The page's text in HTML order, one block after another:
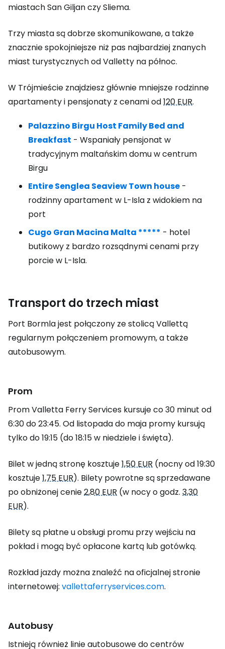
miastach San Giljan czy Sliema.
Trzy miasta są dobrze skomunikowane, a także
znacznie spokojniejsze niż pas najbardziej znanych
miast turystycznych od Valletty na północ.
W Trójmieście znajdziesz głównie mniejsze rodzinne
apartamenty i pensjonaty z cenami od120 EUR.
Palazzino Birgu Host Family Bed and
Breakfast - Wspaniały pensjonat w
tradycyjnym maltańskim domu w centrum
Birgu
Entire Senglea Seaview Town house -
rodzinny apartament w L-Isla z widokiem na
port
Cugo Gran Macina Malta ***** - hotel
butikowy z bardzo rozsądnymi cenami przy
porcie w L-Isla.
Transport do trzech miast
Port Bormla jest połączony ze stolicą Vallettą
regularnym połączeniem promowym, a także
autobusowym.
Prom
Prom Valletta Ferry Services kursuje co 30 minut od
6:30 do 23:45. Od listopada do maja promy kursują
tylko do 19:15 (do 18:15 w niedziele i święta).
Bilet w jedną stronę kosztuje1,50 EUR (nocny od 19:30
kosztuje1,75 EUR). Bilety powrotne są sprzedawane
po obniżonej cenie2,80 EUR (w nocy o godz. 3,30
EUR).
Bilety są płatne u obsługi promu przy wejściu na
pokład i mogą być opłacone kartą lub gotówką.
Rozkład jazdy można znaleźć na oficjalnej stronie
internetowej: vallettaferryservices.com.
Autobusy
Istnieją również linie autobusowe do centrów